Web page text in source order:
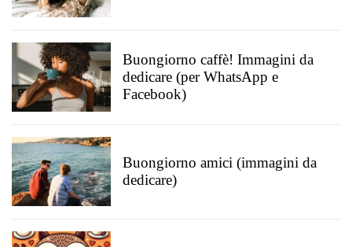
Buongiorno caffè! Immagini da
dedicare (per WhatsApp e
Facebook)
Buongiorno amici (immagini da
dedicare)